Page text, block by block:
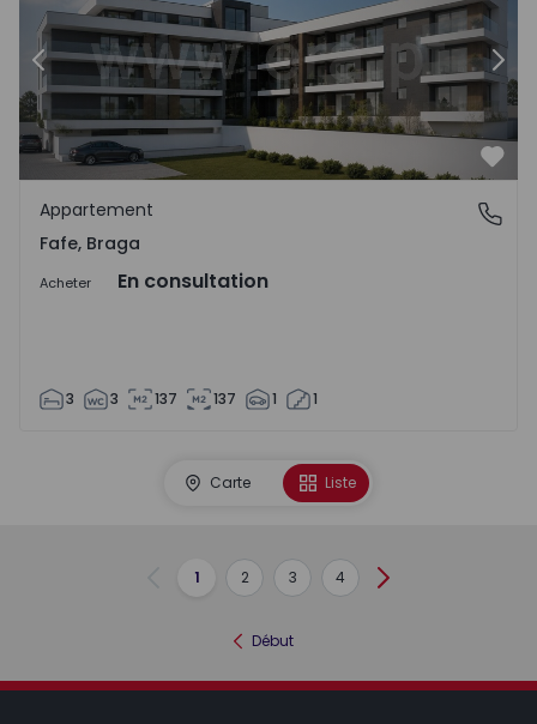
Précédent
Fafe, Braga
Appartement
Fafe, Braga
Acheter En consultation
3 3 137 137 1 1
Carte Liste
Précédent
1 2 3 4 Suivant
Début